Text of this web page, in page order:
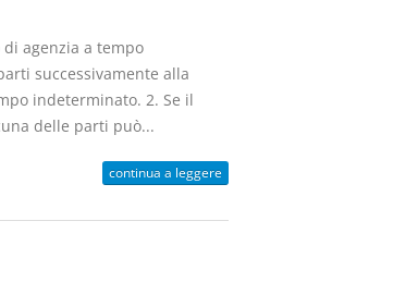
di agenzia a tempo
successivamente alla
indeterminato. 2. Se il
delle parti può...
continua a leggere